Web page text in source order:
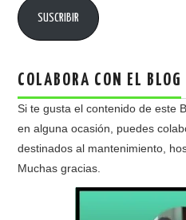
SUSCRIBIR
COLABORA CON EL BLOG
Si te gusta el contenido de este
en alguna ocasión, puedes
destinados al mantenimiento,
Muchas gracias.